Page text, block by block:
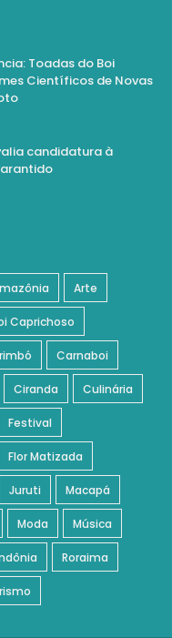
Toadas do Boi
Científicos de Novas
candidatura à
Arte
Caprichoso
Carnaboi
Ciranda Culinária
Festival
Flor Matizada
Juruti Macapá
Moda Música
Roraima